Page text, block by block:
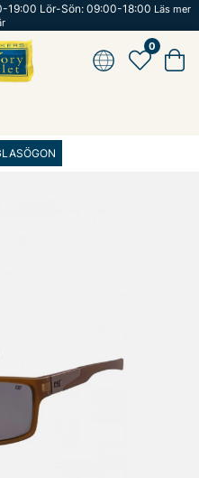
19:00 Lör-Sön: 09:00-18:00 Läs mer
0